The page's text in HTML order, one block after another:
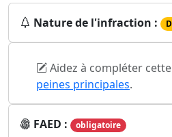
Nature de l'infraction :
Aidez à compléter
peines principales.
FAED : obligatoire